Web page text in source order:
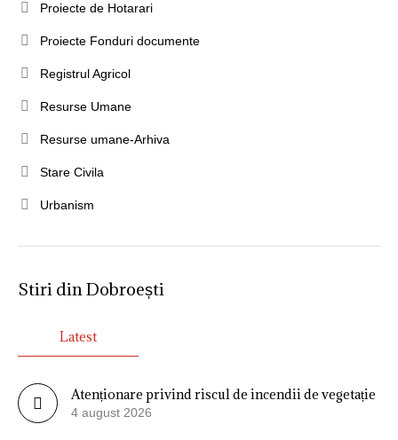
Proiecte de Hotarari
Proiecte Fonduri documente
Registrul Agricol
Resurse Umane
Resurse umane-Arhiva
Stare Civila
Urbanism
Stiri din Dobroești
Latest
Atenționare privind riscul de incendii de vegetație
4 august 2026